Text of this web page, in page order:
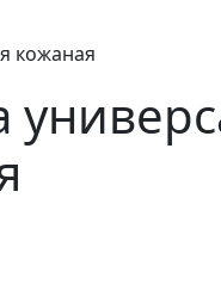
кожаная